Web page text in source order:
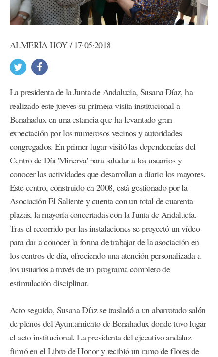
ALMERÍA HOY / 17·05·2018
La presidenta de la Junta de Andalucía, Susana Díaz, ha
realizado este jueves su primera visita institucional a
Benahadux en una estancia que ha levantado gran
expectación por los numerosos vecinos y autoridades
congregados. En primer lugar visitó las dependencias del
Centro de Día 'Minerva' para saludar a los usuarios y
conocer las actividades que desarrollan a diario los mayores.
Este centro, construido en 2008, está gestionado por la
Asociación El Saliente y cuenta con un total de cuarenta
plazas, la mayoría concertadas con la Junta de Andalucía.
Tras el recorrido por las instalaciones se proyectó un vídeo
para dar a conocer la forma de trabajar de la asociación en
los centros de día, ofreciendo una atención personalizada a
los usuarios a través de un programa completo de
estimulación disciplinar.
Acto seguido, Susana Díaz se trasladó a un abarrotado salón
de plenos del Ayuntamiento de Benahadux donde tuvo lugar
el acto institucional. La presidenta del ejecutivo andaluz
firmó en el Libro de Honor y recibió un ramo de flores de